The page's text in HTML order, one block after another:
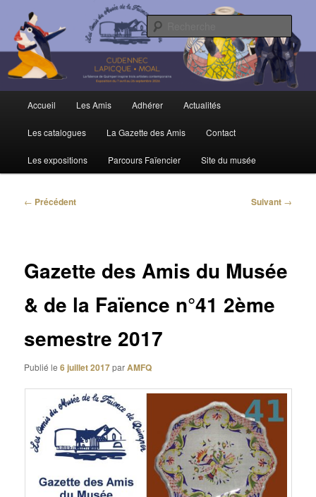
contenu
principalAmis du Musée et de la Faïence de
Quimper
Trois siècles de tradition faïencière
principal
Accueil Les Amis Adhérer Actualités
Les catalogues La Gazette des Amis Contact
Les expositions Parcours Faïencier Site du musée
Navigation
← Précédent Suivant →
Gazette des Amis du Musée
& de la Faïence n°41 2ème
semestre 2017
Publié le6 juillet 2017parAMFQ